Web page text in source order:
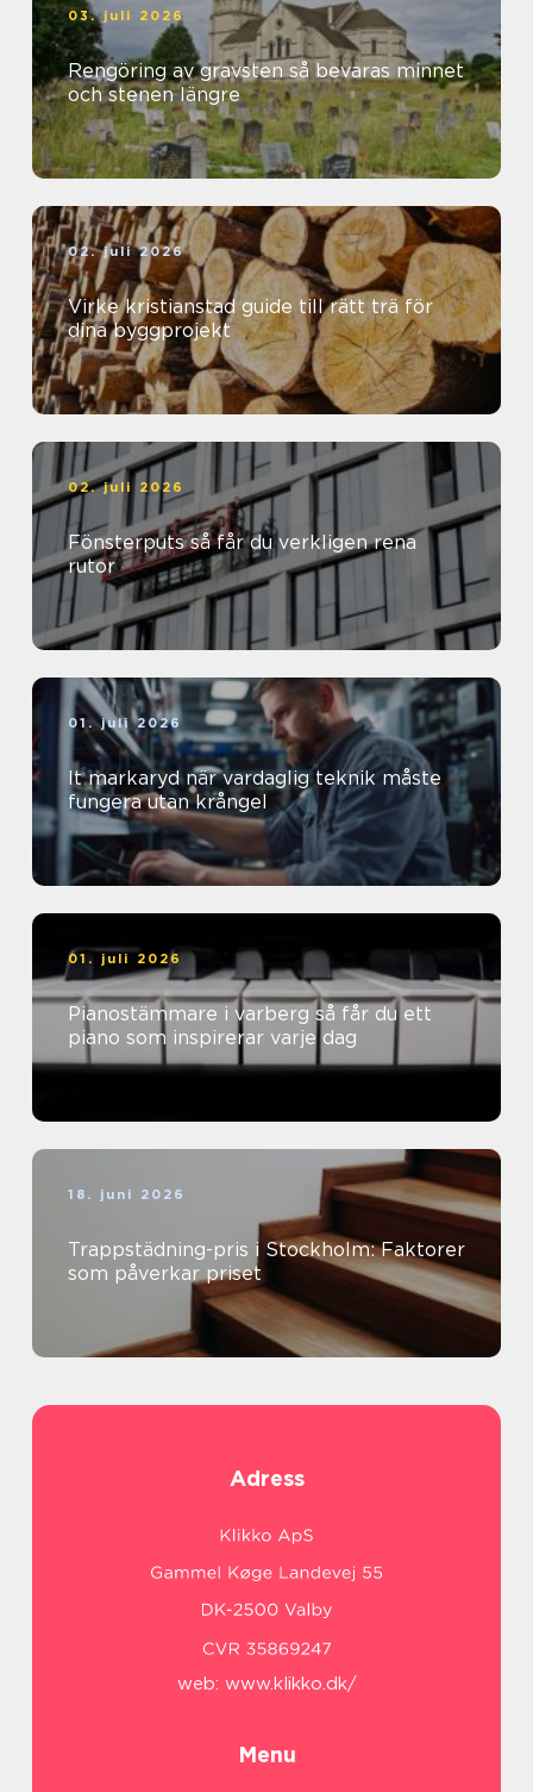
03. juli 2026
Rengöring av gravsten så bevaras minnet
och stenen längre
02. juli 2026
Virke kristianstad guide till rätt trä för
dina byggprojekt
02. juli 2026
Fönsterputs så får du verkligen rena
rutor
01. juli 2026
It markaryd när vardaglig teknik måste
fungera utan krångel
01. juli 2026
Pianostämmare i varberg så får du ett
piano som inspirerar varje dag
18. juni 2026
Trappstädning-pris i Stockholm: Faktorer
som påverkar priset
Adress
web: www.klikko.dk/
Menu